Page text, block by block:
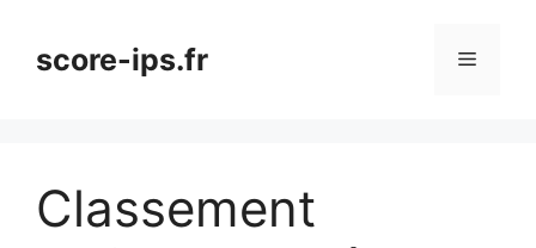
contenuscore-ips.fr Menu
Classement